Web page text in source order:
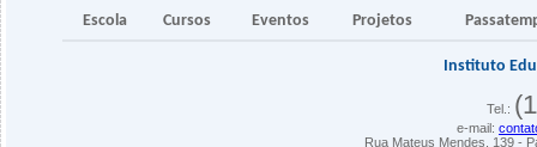
Escola Cursos Eventos Projetos
Instituto
Tel.:
e-mail:
Rua Mateus Mendes, 139 -